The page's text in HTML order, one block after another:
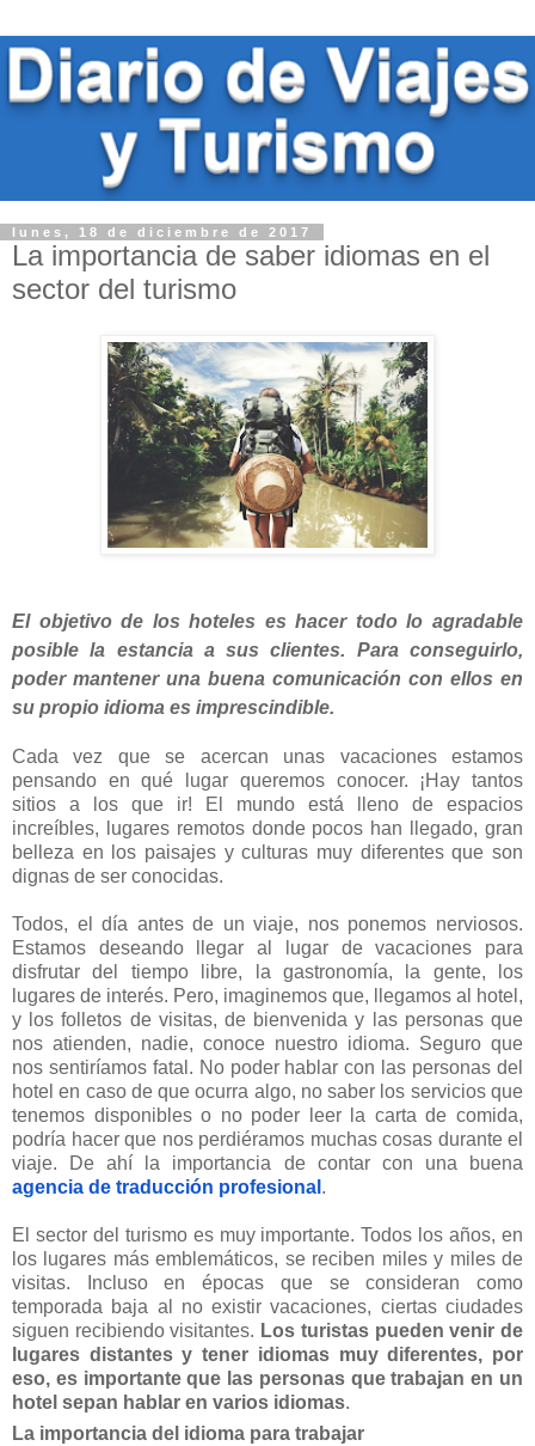
lunes, 18 de diciembre de 2017
La importancia de saber idiomas en el
sector del turismo
El objetivo de los hoteles es hacer todo lo agradable
posible la estancia a sus clientes. Para conseguirlo,
poder mantener una buena comunicación con ellos en
su propio idioma es imprescindible.
Cada vez que se acercan unas vacaciones estamos
pensando en qué lugar queremos conocer. ¡Hay tantos
sitios a los que ir! El mundo está lleno de espacios
increíbles, lugares remotos donde pocos han llegado, gran
belleza en los paisajes y culturas muy diferentes que son
dignas de ser conocidas.
Todos, el día antes de un viaje, nos ponemos nerviosos.
Estamos deseando llegar al lugar de vacaciones para
disfrutar del tiempo libre, la gastronomía, la gente, los
lugares de interés. Pero, imaginemos que, llegamos al hotel,
y los folletos de visitas, de bienvenida y las personas que
nos atienden, nadie, conoce nuestro idioma. Seguro que
nos sentiríamos fatal. No poder hablar con las personas del
hotel en caso de que ocurra algo, no saber los servicios que
tenemos disponibles o no poder leer la carta de comida,
podría hacer que nos perdiéramos muchas cosas durante el
viaje. De ahí la importancia de contar con una buena
agencia de traducción profesional .
El sector del turismo es muy importante. Todos los años, en
los lugares más emblemáticos, se reciben miles y miles de
visitas. Incluso en épocas que se consideran como
temporada baja al no existir vacaciones, ciertas ciudades
siguen recibiendo visitantes. Los turistas pueden venir de
lugares distantes y tener idiomas muy diferentes, por
eso, es importante que las personas que trabajan en un
hotel sepan hablar en varios idiomas.
La importancia del idioma para trabajar